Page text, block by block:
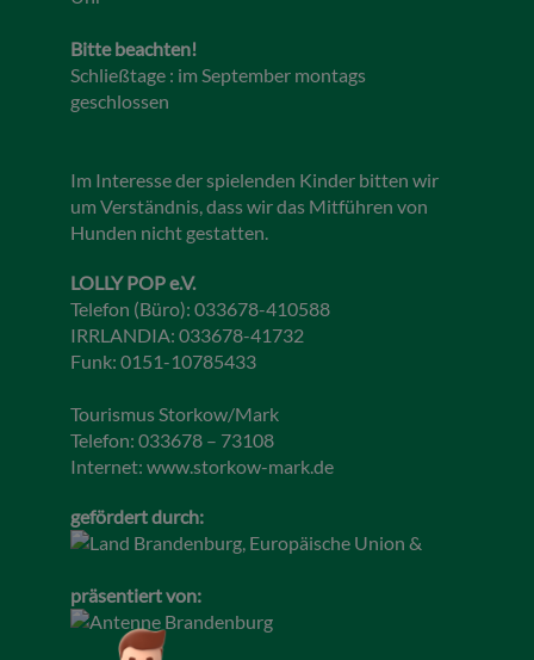
Bitte beachten!
Schließtage : im September montags
geschlossen
Im Interesse der spielenden Kinder bitten wir
um Verständnis, dass wir das Mitführen von
Hunden nicht gestatten.
LOLLY POP e.V.
Telefon (Büro): 033678-410588
IRRLANDIA: 033678-41732
Funk: 0151-10785433
Tourismus Storkow/Mark
Telefon: 033678 – 73108
Internet: www.storkow-mark.de
gefördert durch:
präsentiert von: